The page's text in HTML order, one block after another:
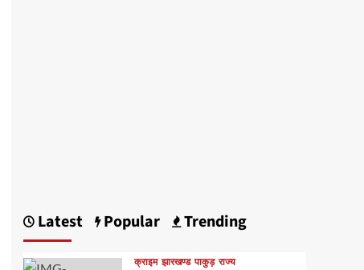
Latest Popular Trending
क्राइम झारखण्ड पाकुड़ राज्य